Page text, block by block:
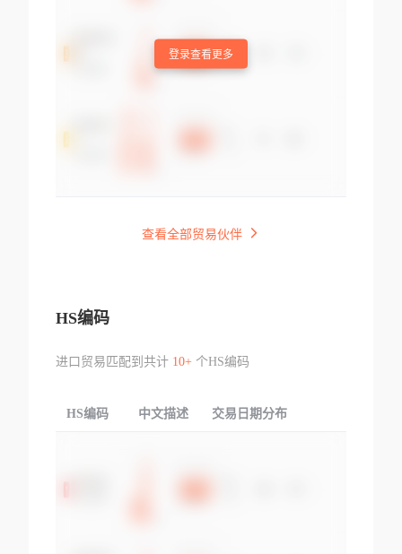
登录查看更多
查看全部贸易伙伴
HS编码
进口贸易匹配到共计 10+个HS编码
HS编码 中文描述 交易日期分布